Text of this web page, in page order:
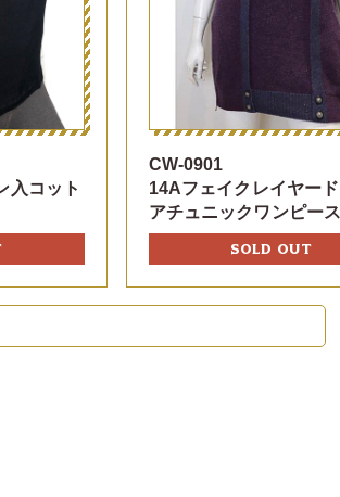
入コット
CW-0901
14Aフェイクレイヤード
アチュニックワンピース
SOLD OUT